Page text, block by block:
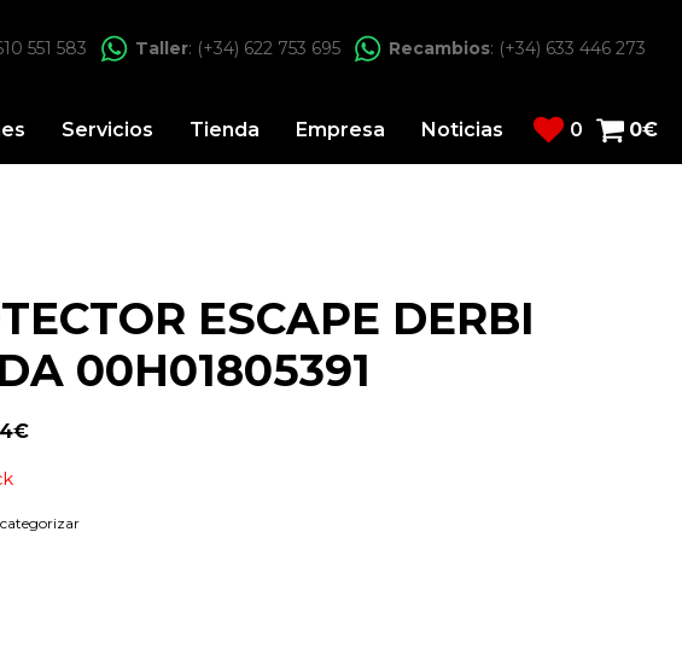
551 583 Taller: (+34) 622 753 695 Recambios: (+34) 633 446 273
Servicios Tienda Empresa Noticias 0 0€
ESCAPE DERBI
00H01805391
€